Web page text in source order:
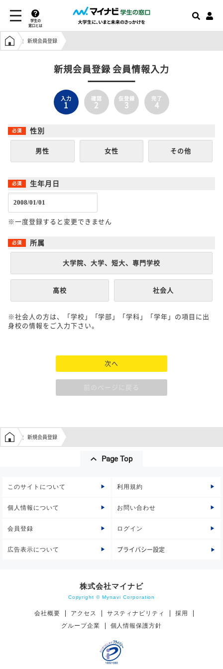
学生の
窓口とは
学生の窓口トップ
新規会員登録
新規会員登録 会員情報入力
入力
1
確認
2
仮登録
3
完了
4
性別
男性 女性 その他
生年月日
※一度登録すると変更できません
所属
大学院、大学、短大、専門学校
高校 社会人
※社会人の方は、「学校」「学部」「学科」「学年」の項目に出
身校の情報をご入力下さい。
次へ
前のページに戻る
学生の窓口トップ
新規会員登録
Page Top
このサイトについて 利用規約
個人情報について お問い合わせ
会員登録 ログイン
広告表示について プライバシー設定
株式会社マイナビ
Copyright © Mynavi Corporation
会社概要 アクセス サスティナビリティ
採用
グループ企業
個人情報保護方針